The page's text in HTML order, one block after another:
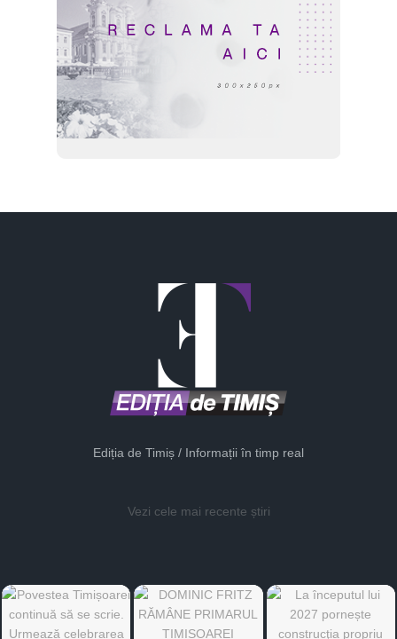
Ediția de Timiș / Informații în timp real
Vezi cele mai recente știri